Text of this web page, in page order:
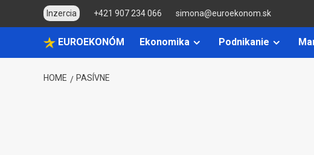
Inzercia +421 907 234 066 simona@euroekonom.sk
EUROEKONÓM Ekonomika Podnikanie
HOME PASÍVNE